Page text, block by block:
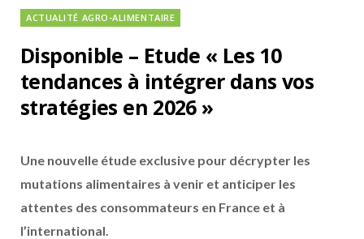
ACTUALITÉ AGRO-ALIMENTAIRE
Disponible – Etude « Les 10
tendances à intégrer dans vos
stratégies en 2026 »
Une nouvelle étude exclusive pour décrypter les
mutations alimentaires à venir et anticiper les
attentes des consommateurs en France et à
l’international.